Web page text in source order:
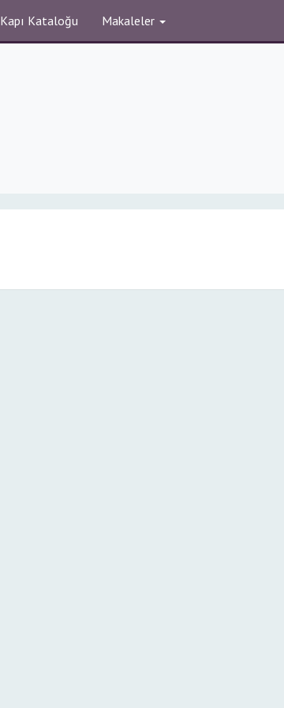
Kapı Kataloğu Makaleler